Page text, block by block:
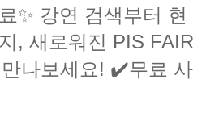
✨ 강연 검색부터 현
, 새로워진 PIS FAIR
나보세요! ✔️무료 사